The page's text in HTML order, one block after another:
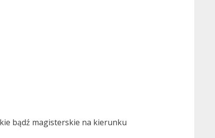
bądź magisterskie na kierunku